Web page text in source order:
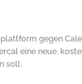
gegen
eine neue,
soll.